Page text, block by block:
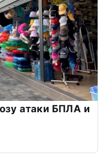
атаки БПЛА и